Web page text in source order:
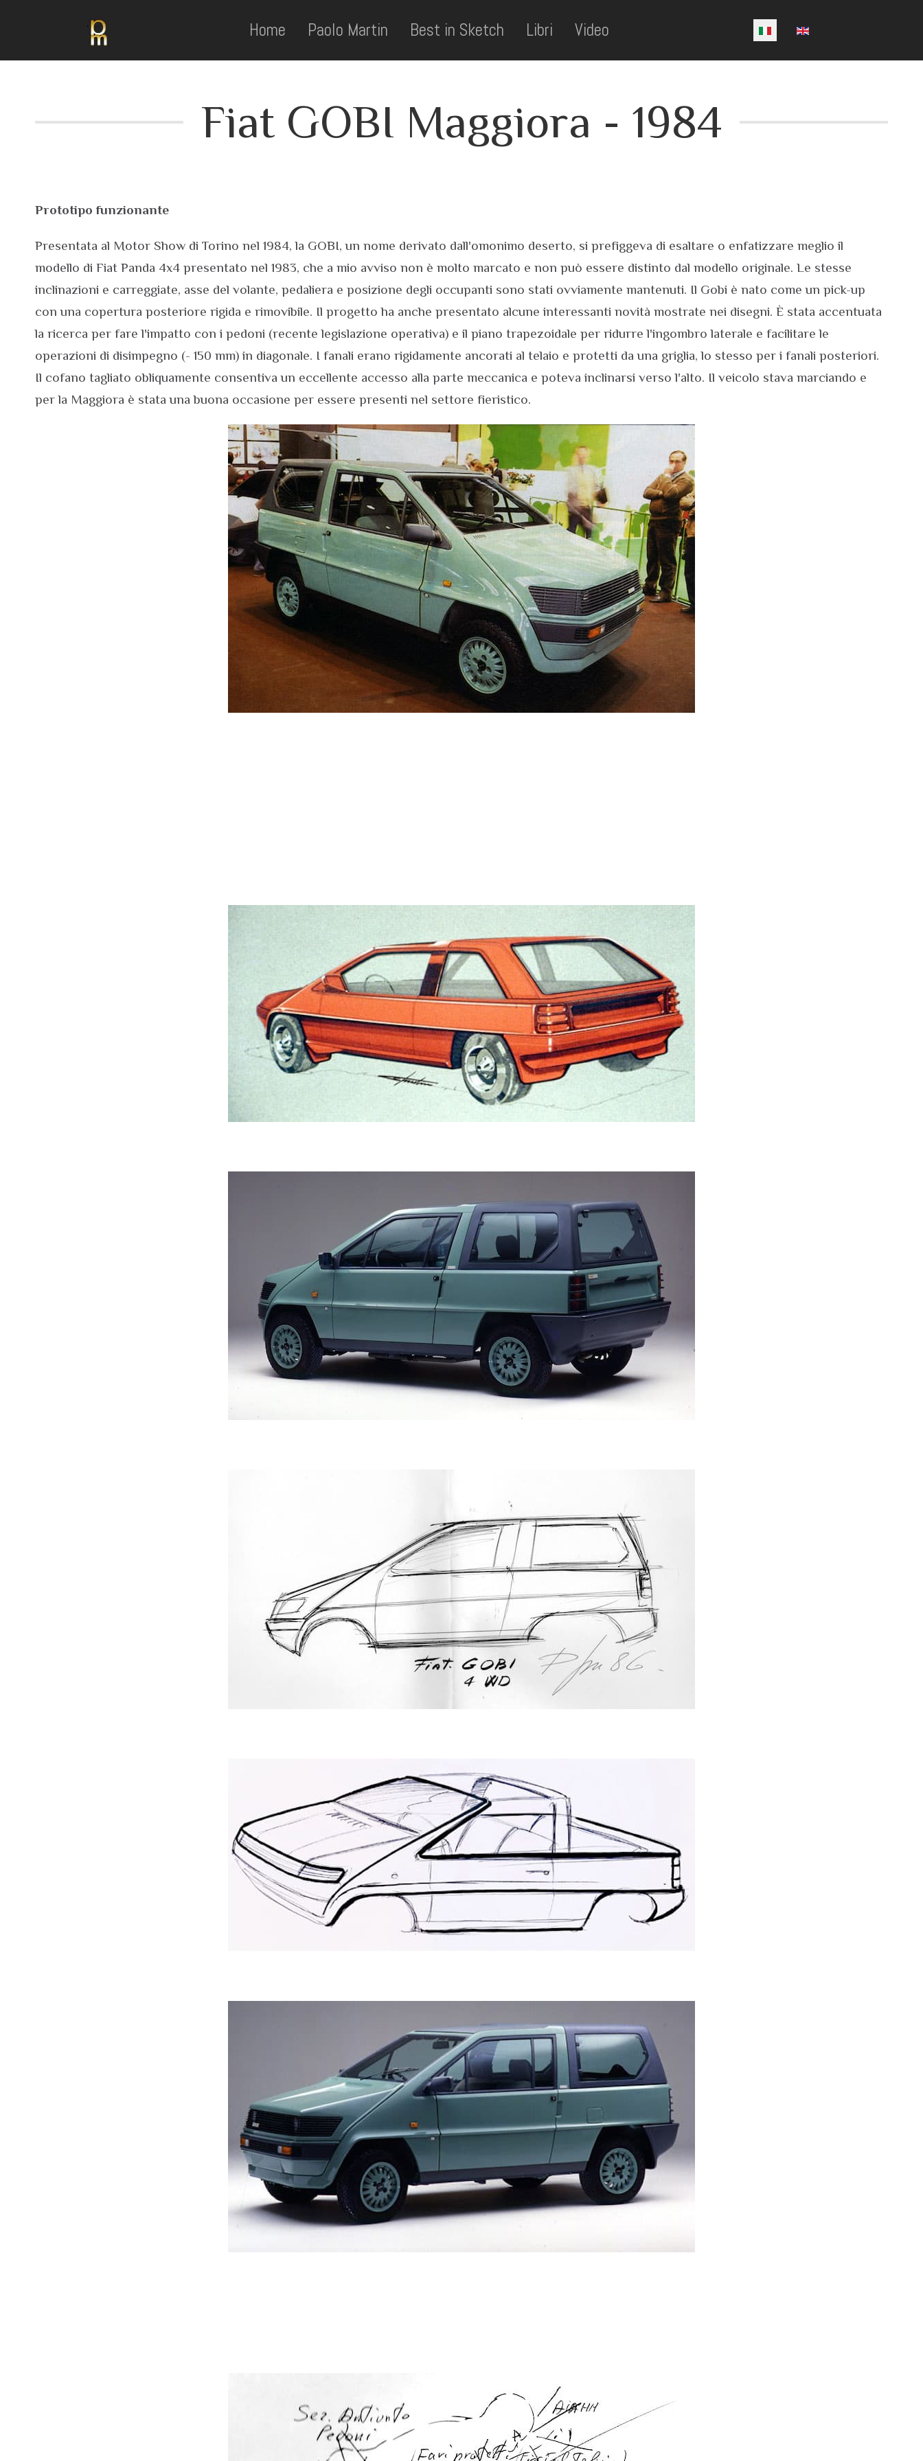
Home Paolo Martin Best in Sketch Libri Video Seleziona la tua lingua
Fiat GOBI Maggiora - 1984
Prototipo funzionante
Presentata al Motor Show di Torino nel 1984, la GOBI, un nome derivato dall'omonimo deserto, si prefiggeva di esaltare o enfatizzare meglio il
modello di Fiat Panda 4x4 presentato nel 1983, che a mio avviso non è molto marcato e non può essere distinto dal modello originale. Le stesse
inclinazioni e carreggiate, asse del volante, pedaliera e posizione degli occupanti sono stati ovviamente mantenuti. Il Gobi è nato come un pick-up
con una copertura posteriore rigida e rimovibile. Il progetto ha anche presentato alcune interessanti novità mostrate nei disegni. È stata accentuata
la ricerca per fare l'impatto con i pedoni (recente legislazione operativa) e il piano trapezoidale per ridurre l'ingombro laterale e facilitare le
operazioni di disimpegno (- 150 mm) in diagonale. I fanali erano rigidamente ancorati al telaio e protetti da una griglia, lo stesso per i fanali posteriori.
Il cofano tagliato obliquamente consentiva un eccellente accesso alla parte meccanica e poteva inclinarsi verso l'alto. Il veicolo stava marciando e
per la Maggiora è stata una buona occasione per essere presenti nel settore fieristico.